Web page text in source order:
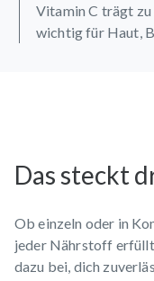
Vitamin C trägt
wichtig für Haut,
Das steckt
Ob einzeln oder in
jeder Nährstoff
dazu bei, dich